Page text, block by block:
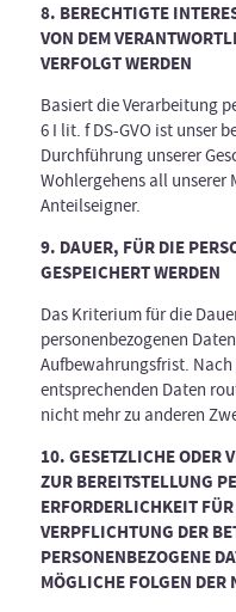
8. BERECHTIGTE
VON DEM
VERFOLGT WERDEN
Basiert die Verarbeitung
6 I lit. f DS-GVO ist unser
Durchführung unserer
Wohlergehens all unserer
Anteilseigner.
9. DAUER, FÜR DIE
GESPEICHERT WERDEN
Das Kriterium für die
personenbezogenen
Aufbewahrungsfrist.
entsprechenden Daten
nicht mehr zu anderen
10. GESETZLICHE ODER
ZUR BEREITSTELLUNG
ERFORDERLICHKEIT
VERPFLICHTUNG DER
PERSONENBEZOGENE
MÖGLICHE FOLGEN